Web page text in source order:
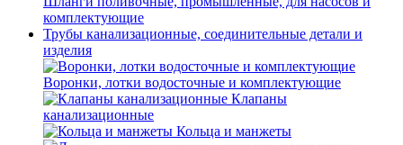
комплектующие
Трубы канализационные, соединительные детали и
изделия
Воронки, лотки водосточные и комплектующие
Клапаны
канализационные
Кольца и манжеты